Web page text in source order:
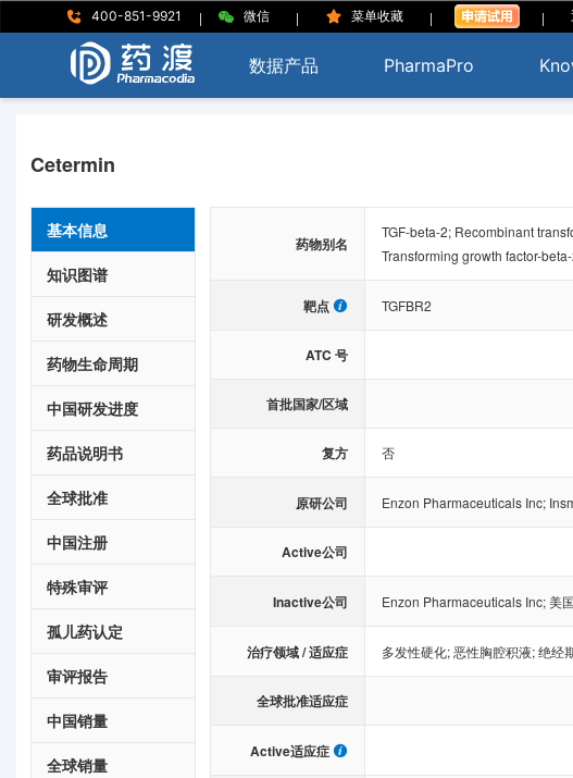
400-851-9921 | 微信 | 菜单收藏 | |
数据产品 PharmaPro
Cetermin
基本信息
知识图谱
研发概述
药物生命周期
中国研发进度
药品说明书
全球批准
中国注册
特殊审评
孤儿药认定
审评报告
中国销量
全球销量
药物别名
TGF-beta-2; Recombinant
Transforming growth factor-
靶点 TGFBR2
ATC 号
首批国家/区域
复方 否
原研公司 Enzon Pharmaceuticals Inc;
Active公司
Inactive公司 Enzon Pharmaceuticals Inc;美
治疗领域 / 适应症 多发性硬化;恶性胸腔积液;绝经
全球批准适应症
Active适应症